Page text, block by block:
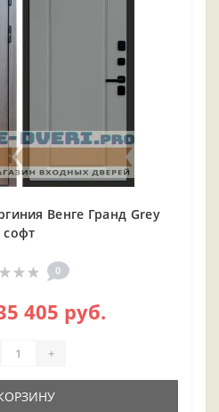
Венге Гранд Grey
софт
0
405 руб.
+